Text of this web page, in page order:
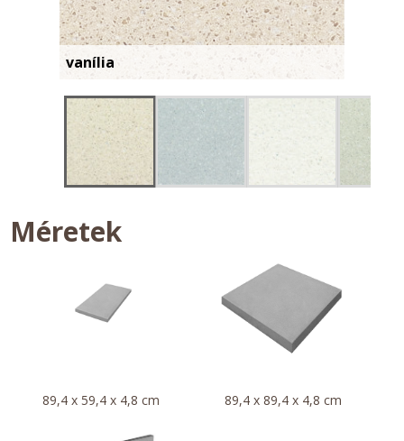
vanília
Méretek
89,4 x 59,4 x 4,8 cm 89,4 x 89,4 x 4,8 cm